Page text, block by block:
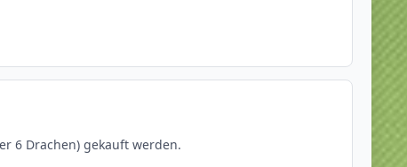
6 Drachen) gekauft werden.